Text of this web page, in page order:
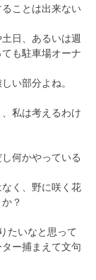
ことは出来ない
日、あるいは週
も駐車場オーナ
い部分よね。
私は考えるわけ
何かやっている
く、野に咲く花
？
たいなと思って
ー捕まえて文句